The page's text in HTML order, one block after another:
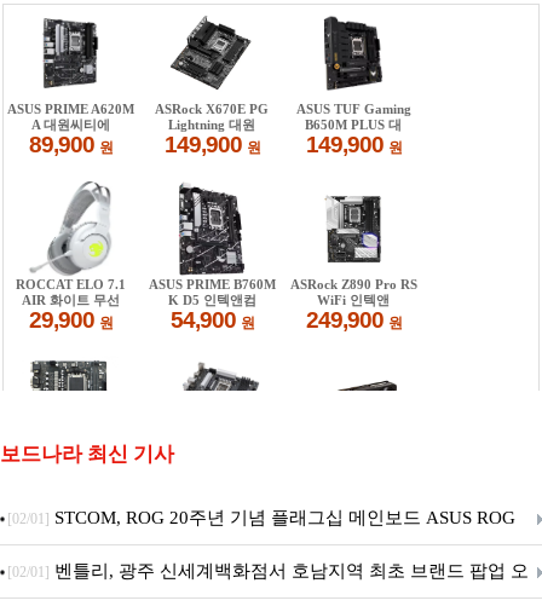
보드나라 최신 기사
[02/01] STCOM, ROG 20주년 기념 플래그십 메인보드 ASUS ROG
Crosshair X870E EDITION 20 국내 출시 예정
[02/01] 벤틀리, 광주 신세계백화점서 호남지역 최초 브랜드 팝업 오